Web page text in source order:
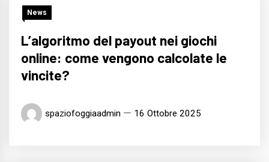
News
L’algoritmo del payout nei giochi
online: come vengono calcolate le
vincite?
spaziofoggiaadmin 16 Ottobre 2025